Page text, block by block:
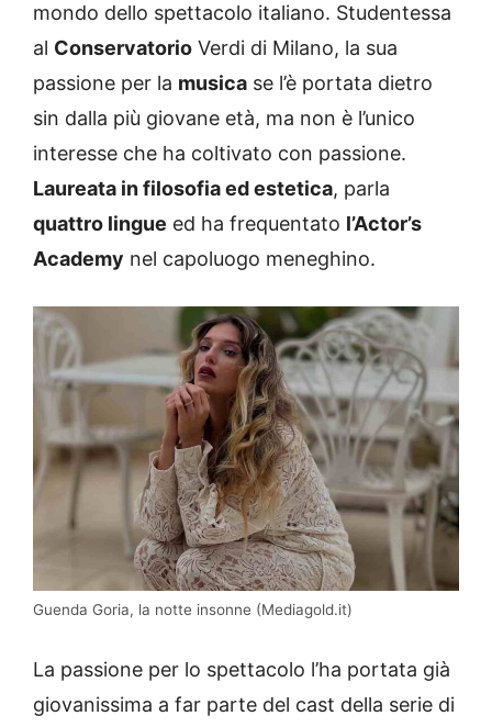
mondo dello spettacolo italiano. Studentessa
al Conservatorio Verdi di Milano, la sua
passione per la musica se l’è portata dietro
sin dalla più giovane età, ma non è l’unico
interesse che ha coltivato con passione.
Laureata in filosofia ed estetica, parla
quattro lingue ed ha frequentato l’Actor’s
Academy nel capoluogo meneghino.
Guenda Goria, la notte insonne (Mediagold.it)
La passione per lo spettacolo l’ha portata già
giovanissima a far parte del cast della serie di